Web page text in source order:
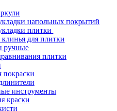
напольных покрытий
плитки
для плитки
ручные
плитки
покраски
инструменты
краски